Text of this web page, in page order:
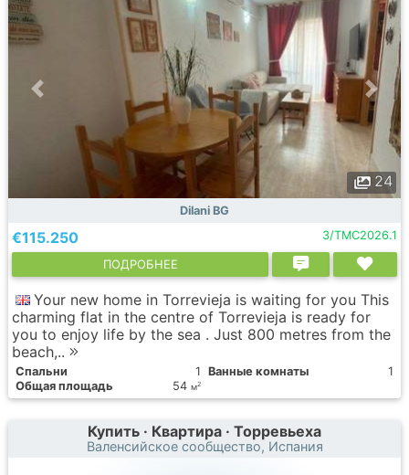
24
Dilani BG
€115.250 3/TMC2026.1
ПОДРОБНЕЕ
Your new home in Torrevieja is waiting for you This
charming flat in the centre of Torrevieja is ready for
you to enjoy life by the sea . Just 800 metres from the
beach,..
Спальни 1 Ванные комнаты
1
Общая площадь
54 м2
Купить · Квартира · Торревьеха
Валенсийское сообщество, Испания